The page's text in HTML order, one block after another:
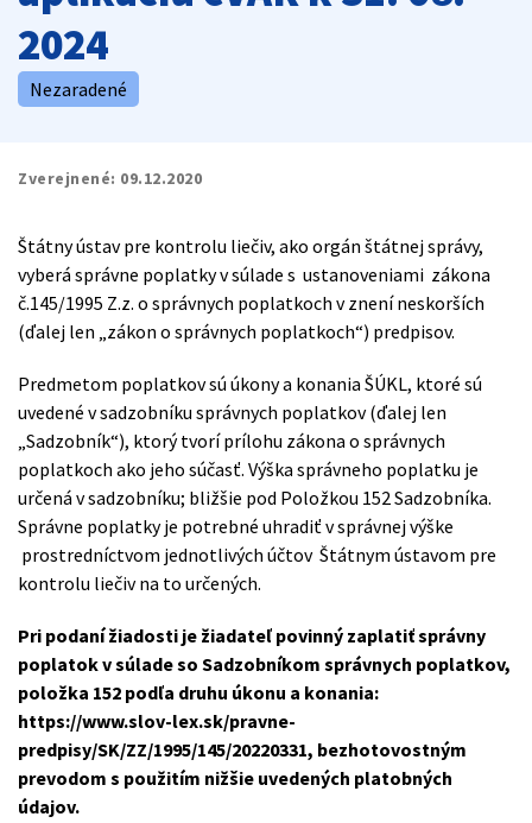
2024
Nezaradené
Zverejnené: 09.12.2020
Štátny ústav pre kontrolu liečiv, ako orgán štátnej správy,
vyberá správne poplatky v súlade s ustanoveniami zákona
č.145/1995 Z.z. o správnych poplatkoch v znení neskorších
(ďalej len „zákon o správnych poplatkoch“) predpisov.
Predmetom poplatkov sú úkony a konania ŠÚKL, ktoré sú
uvedené v sadzobníku správnych poplatkov (ďalej len
„Sadzobník“), ktorý tvorí prílohu zákona o správnych
poplatkoch ako jeho súčasť. Výška správneho poplatku je
určená v sadzobníku; bližšie pod Položkou 152 Sadzobníka.
Správne poplatky je potrebné uhradiť v správnej výške
prostredníctvom jednotlivých účtov Štátnym ústavom pre
kontrolu liečiv na to určených.
Pri podaní žiadosti je žiadateľ povinný zaplatiť správny
poplatok v súlade so Sadzobníkom správnych poplatkov,
položka 152 podľa druhu úkonu a konania:
https://www.slov-lex.sk/pravne-
predpisy/SK/ZZ/1995/145/20220331, bezhotovostným
prevodom s použitím nižšie uvedených platobných
údajov.